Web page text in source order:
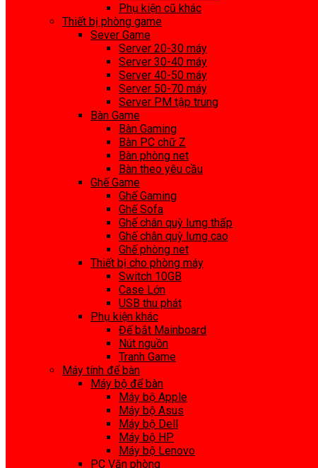
Phụ kiện cũ khác
Thiết bị phòng game
Sever Game
Server 20-30 máy
Server 30-40 máy
Server 40-50 máy
Server 50-70 máy
Server PM tập trung
Bàn Game
Bàn Gaming
Bàn PC chữ Z
Bàn phòng net
Bàn theo yêu cầu
Ghế Game
Ghế Gaming
Ghế Sofa
Ghế chân quỳ lưng thấp
Ghế chân quỳ lưng cao
Ghế phòng net
Thiết bị cho phòng máy
Switch 10GB
Case Lớn
USB thu phát
Phụ kiện khác
Đế bắt Mainboard
Nút nguồn
Tranh Game
Máy tính để bàn
Máy bộ để bàn
Máy bộ Apple
Máy bộ Asus
Máy bộ Dell
Máy bộ HP
Máy bộ Lenovo
PC Văn phòng